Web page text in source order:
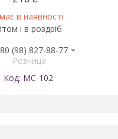
в наявності
і в роздріб
(98) 827-88-77
Розница
MC-102